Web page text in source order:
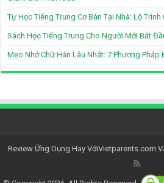
Tự Học Tiếng Trung Cơ Bản Tại Nhà: Lộ
Sách Học Tiếng Trung Cho Người Mới Bắt
Mẹo Nhớ Chữ Hán Lâu Nhất: 7 Phương Pháp
Review Ứng Dụng Hay VớiVietparents.com